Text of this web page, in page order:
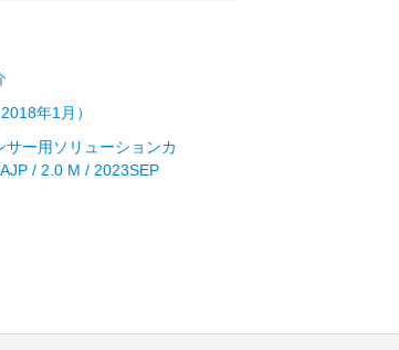
年1月）
ー用ソリューションカ
/ 2.0 M / 2023SEP